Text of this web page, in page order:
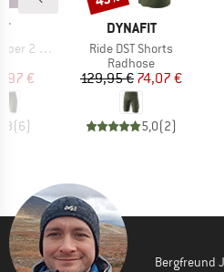
Shorts
Preis
€
(6)
MARKE
DYNAFIT
Artikel
Ride DST Shorts
Produktgruppe
Radhose
Preis
129,95 €reduzierter Preis
74,07 €
5,0(2)
Bergfreund